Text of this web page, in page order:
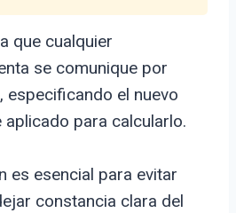
que cualquier
se comunique por
especificando el nuevo
para calcularlo.
es esencial para evitar
constancia clara del